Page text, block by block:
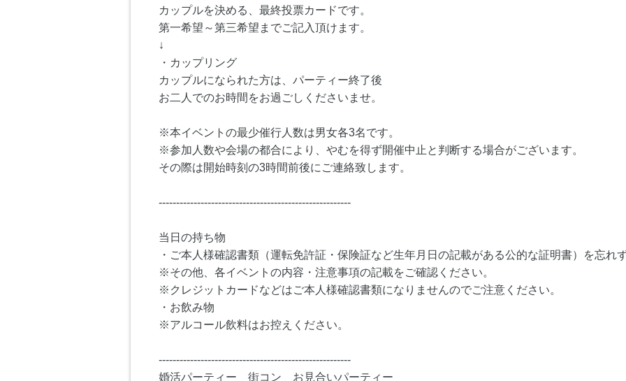
カップルを決める、最終投票カードです。
第一希望～第三希望までご記入頂けます。
↓
・カップリング
カップルになられた方は、パーティー終了後
お二人でのお時間をお過ごしくださいませ。
※本イベントの最少催行人数は男女各3名です。
※参加人数や会場の都合により、やむを得ず開催中止と判断する場合がございます。
その際は開始時刻の3時間前後にご連絡致します。
-------------------------------------------------------
当日の持ち物
・ご本人様確認書類（運転免許証・保険証など生年月日の記載がある公的な証明書）を忘れ
※その他、各イベントの内容・注意事項の記載をご確認ください。
※クレジットカードなどはご本人様確認書類になりませんのでご注意ください。
・お飲み物
※アルコール飲料はお控えください。
-------------------------------------------------------
婚活パーティー 街コン お見合いパーティー